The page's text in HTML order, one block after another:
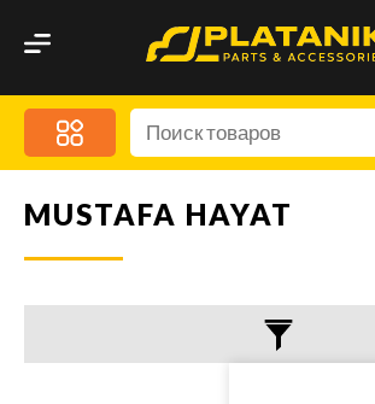
Акционные предложения
Дорожные аксессуары
MUSTAFA HAYAT